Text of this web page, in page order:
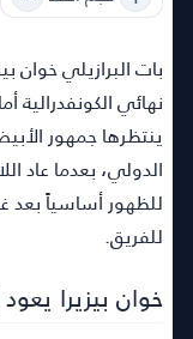
بات البرازيلي خوان
نهائي الكونفدرالية
ينتظرها جمهور
الدولي، بعدما عاد
للظهور أساسياً بعد
للفريق.
خوان بيزيرا